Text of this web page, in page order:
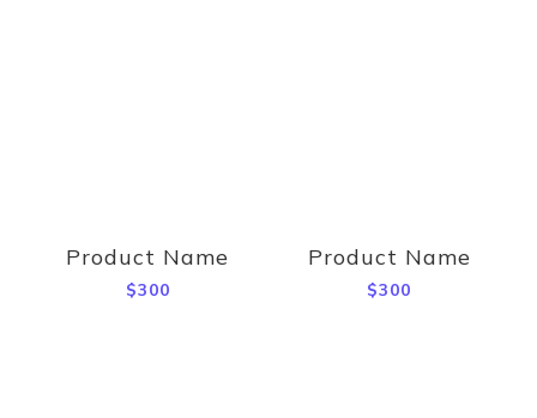
Product Name
$300
Product Name
$300